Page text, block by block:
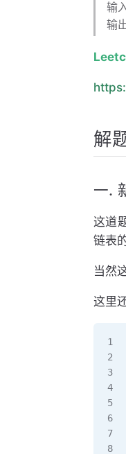
输
输
解
一.
这道
链表
当然
这里